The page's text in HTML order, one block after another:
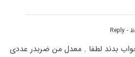
- Reply
بدند لطفا . معدل من ضربدر عددی